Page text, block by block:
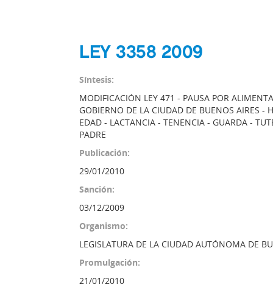
LEY 3358 2009
Síntesis:
MODIFICACIÓN LEY 471 - PAUSA POR
GOBIERNO DE LA CIUDAD DE BUENOS AIRES -
EDAD - LACTANCIA - TENENCIA - GUARDA -
PADRE
Publicación:
29/01/2010
Sanción:
03/12/2009
Organismo:
LEGISLATURA DE LA CIUDAD AUTÓNOMA DE
Promulgación:
21/01/2010